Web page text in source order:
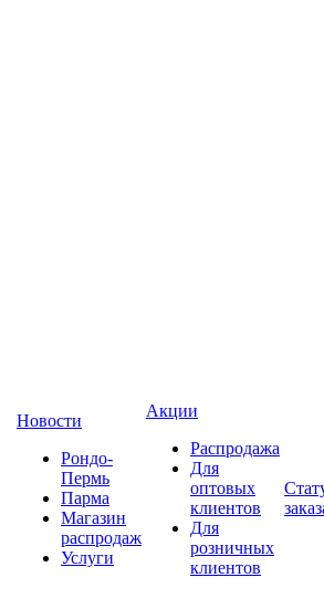
Новости
Рондо-
Пермь
Парма
Магазин
распродаж
Услуги
Акции
Распродажа
Для
оптовых
клиентов
Для
розничных
клиентов